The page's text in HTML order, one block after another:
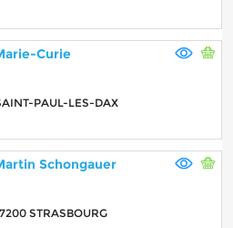
Curie
PAUL-LES-DAX
Schongauer
STRASBOURG